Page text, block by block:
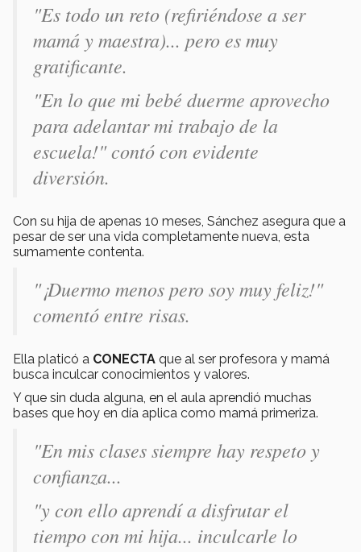
"Es todo un reto (refiriéndose a ser
mamá y maestra)... pero es muy
gratificante.
"En lo que mi bebé duerme aprovecho
para adelantar mi trabajo de la
escuela!" contó con evidente
diversión.
Con su hija de apenas 10 meses, Sánchez asegura que a
pesar de ser una vida completamente nueva, esta
sumamente contenta.
"¡Duermo menos pero soy muy feliz!"
comentó entre risas.
Ella platicó a CONECTA que al ser profesora y mamá
busca inculcar conocimientos y valores.
Y que sin duda alguna, en el aula aprendió muchas
bases que hoy en día aplica como mamá primeriza.
"En mis clases siempre hay respeto y
confianza...
"y con ello aprendí a disfrutar el
tiempo con mi hija... inculcarle lo